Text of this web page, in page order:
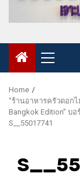
Primary
Menu
Home
“ร้านอาหารครัวดอกไ
Bangkok Edition” บอ
S__55017741